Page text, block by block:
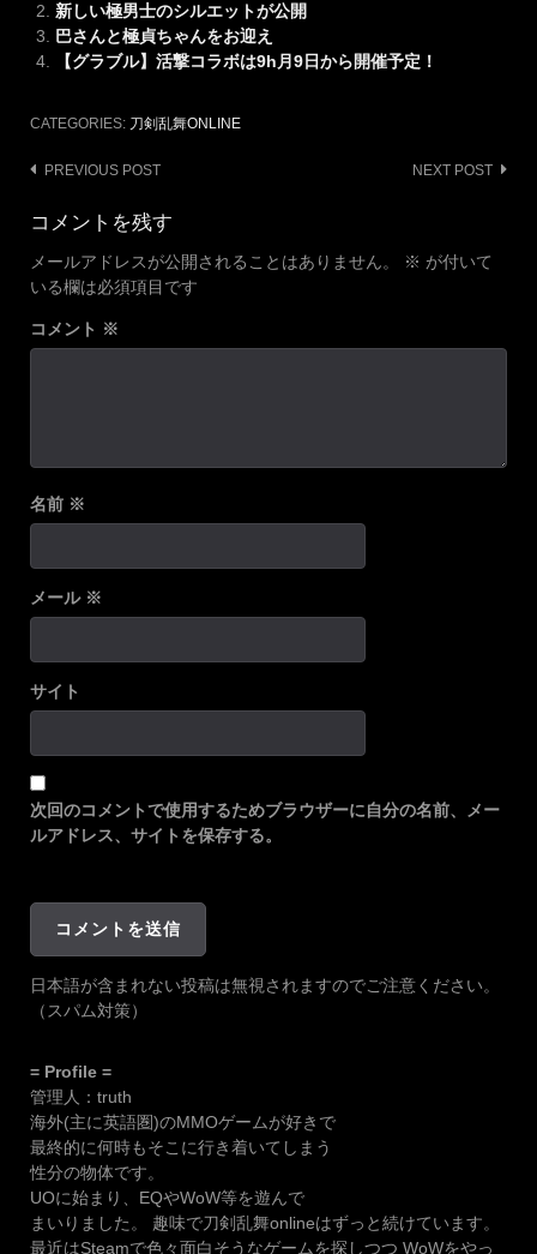
新しい極男士のシルエットが公開
巴さんと極貞ちゃんをお迎え
【グラブル】活撃コラボは9h月9日から開催予定！
CATEGORIES: 刀剣乱舞ONLINE
Post
navigation
PREVIOUS POST NEXT POST
コメントを残す
メールアドレスが公開されることはありません。 ※ が付いて
いる欄は必須項目です
コメント ※
名前 ※
メール ※
サイト
次回のコメントで使用するためブラウザーに自分の名前、メー
ルアドレス、サイトを保存する。
日本語が含まれない投稿は無視されますのでご注意ください。
（スパム対策）
= Profile =
管理人：truth
海外(主に英語圏)のMMOゲームが好きで
最終的に何時もそこに行き着いてしまう
性分の物体です。
UOに始まり、EQやWoW等を遊んで
まいりました。 趣味で刀剣乱舞onlineはずっと続けています。
最近はSteamで色々面白そうなゲームを探しつつ WoWをやっ